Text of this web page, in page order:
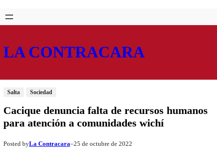
Saltar
al
Skip
to
LA CONTRACARA
Salta Sociedad
Cacique denuncia falta de recursos humanos
para atención a comunidades wichí
Posted byLa Contracara–25 de octubre de 2022